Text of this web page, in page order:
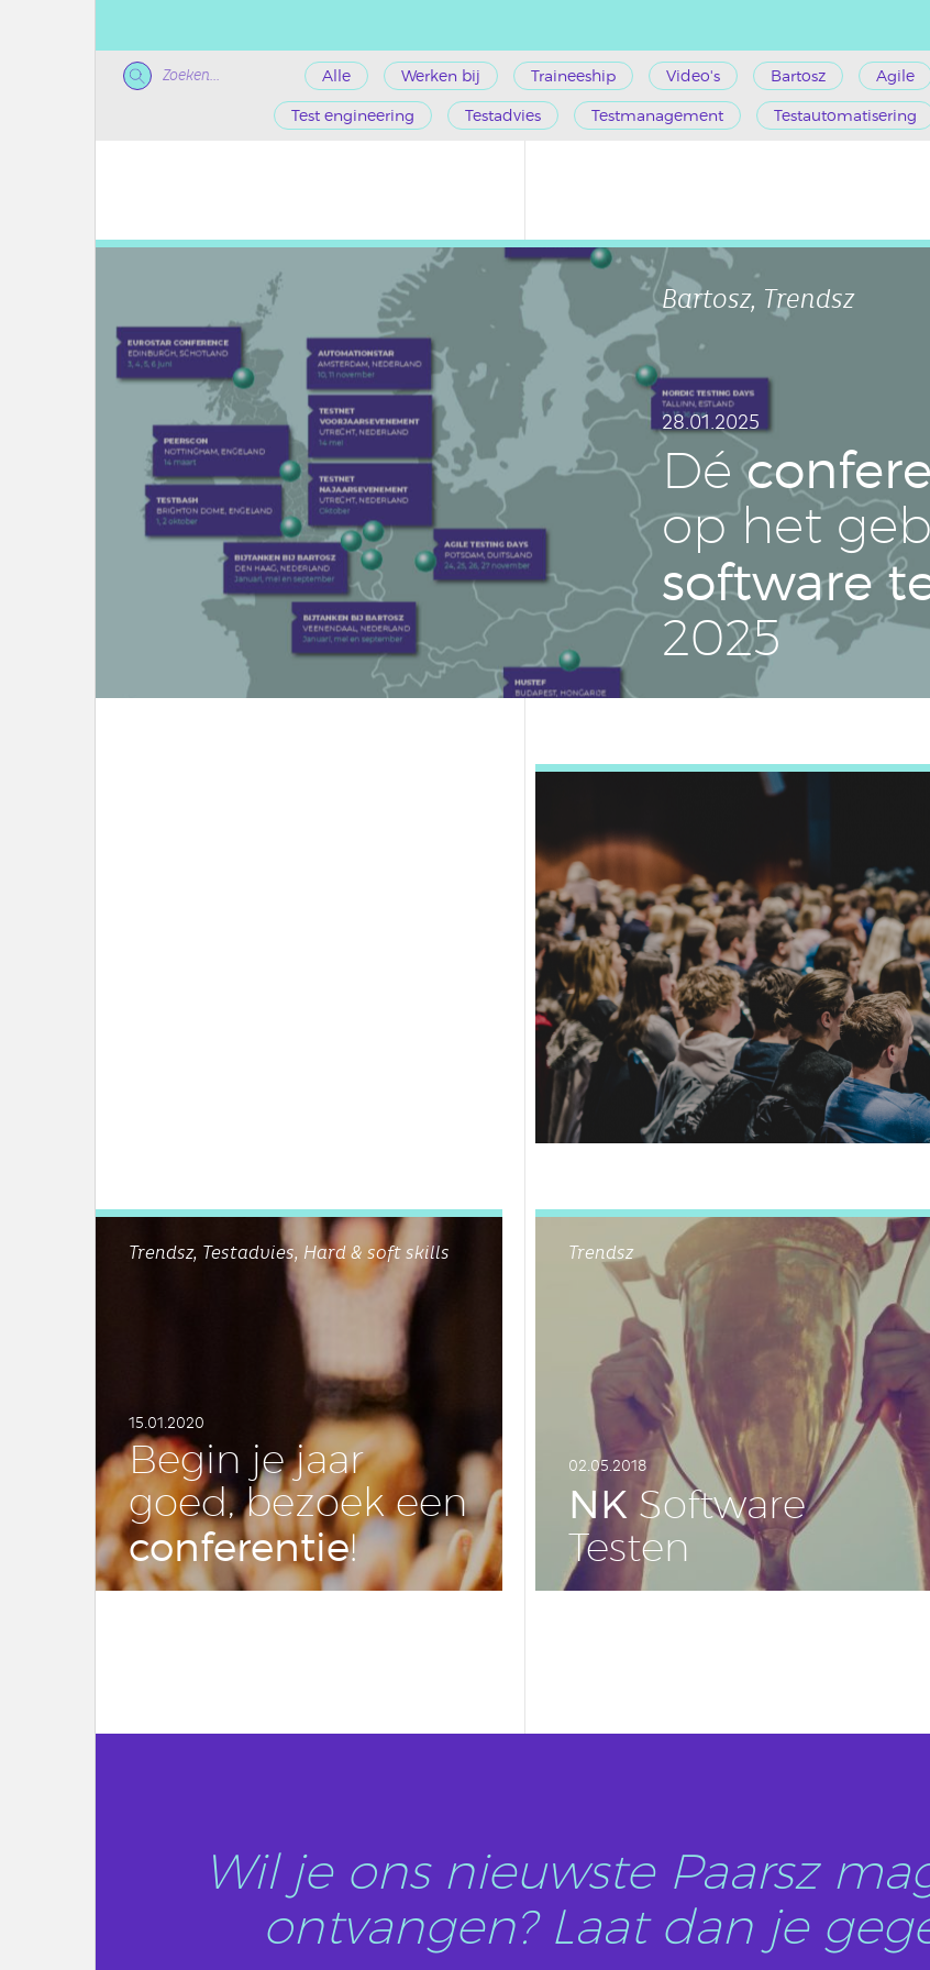
Zoeken... Alle Werken bij Traineeship Video's Bartosz Agile
Test engineering Testadvies Testmanagement Testautomatisering
Bartosz, Trendsz
28.01.2025
Dé
op het
soft­wa­re
2025
Trendsz, Testadvies, Hard & soft skills
15.01.2020
Begin je jaar
goed, bezoek een
con­fe­ren­tie!
Trendsz
02.05.2018
NK Soft­wa­re
Testen
Wil je ons nieuwste Paarsz
ontvangen? Laat dan je